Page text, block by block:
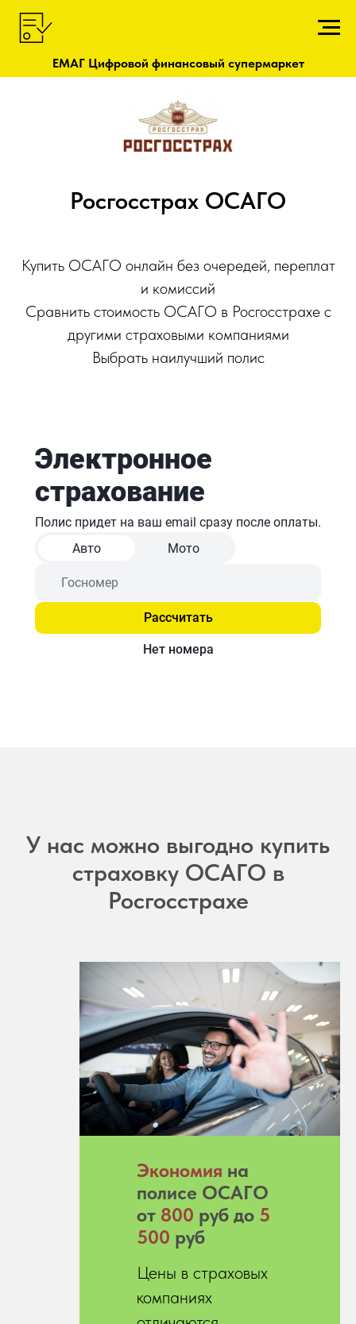
ЕМАГ Цифровой финансовый супермаркет
Росгосстрах ОСАГО
Купить ОСАГО онлайн без очередей, переплат
и комиссий
Сравнить стоимость ОСАГО в Росгосстрахе с
другими страховыми компаниями
Выбрать наилучший полис
У нас можно выгодно купить
страховку ОСАГО в
Росгосстрахе
Экономия на
полисе ОСАГО
от 800 руб до 5
500 руб
Цены в страховых
компаниях